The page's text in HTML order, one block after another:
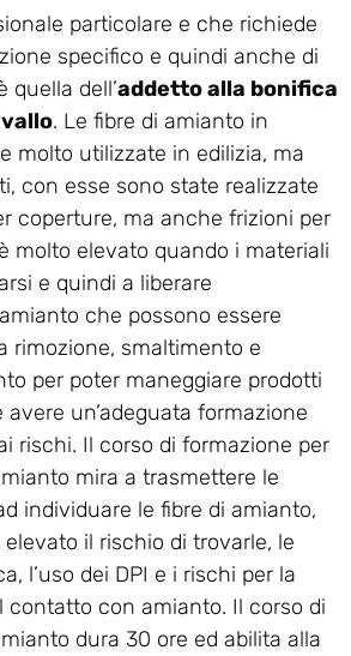
particolare e che richiede
specifico e quindi anche di
quella dell’addetto alla bonifica
. Le fibre di amianto in
molto utilizzate in edilizia, ma
con esse sono state realizzate
coperture, ma anche frizioni per
molto elevato quando i materiali
e quindi a liberare
che possono essere
rimozione, smaltimento e
per poter maneggiare prodotti
un’adeguata formazione
rischi. Il corso di formazione per
mira a trasmettere le
individuare le fibre di amianto,
il rischio di trovarle, le
l’uso dei DPI e i rischi per la
contatto con amianto. Il corso di
dura 30 ore ed abilita alla